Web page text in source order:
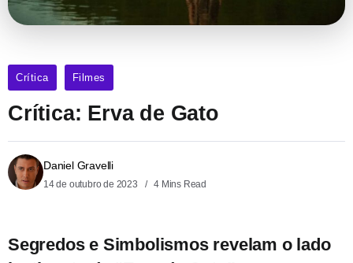
Crítica Filmes
Crítica: Erva de Gato
Daniel Gravelli
14 de outubro de 2023 4 Mins Read
Segredos e Simbolismos revelam o lado